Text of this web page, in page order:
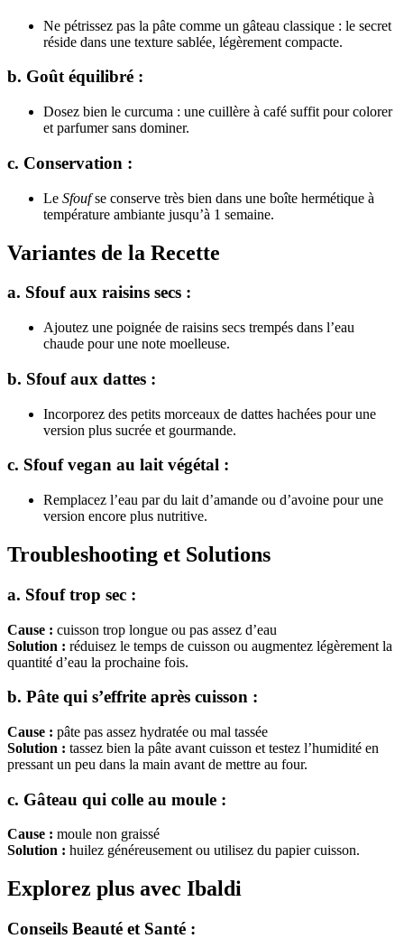
Ne pétrissez pas la pâte comme un gâteau classique : le secret
réside dans une texture sablée, légèrement compacte.
b. Goût équilibré :
Dosez bien le curcuma : une cuillère à café suffit pour colorer
et parfumer sans dominer.
c. Conservation :
Le Sfoufse conserve très bien dans une boîte hermétique à
température ambiante jusqu’à 1 semaine.
Variantes de la Recette
a. Sfouf aux raisins secs :
Ajoutez une poignée de raisins secs trempés dans l’eau
chaude pour une note moelleuse.
b. Sfouf aux dattes :
Incorporez des petits morceaux de dattes hachées pour une
version plus sucrée et gourmande.
c. Sfouf vegan au lait végétal :
Remplacez l’eau par du lait d’amande ou d’avoine pour une
version encore plus nutritive.
Troubleshooting et Solutions
a. Sfouf trop sec :
Cause : cuisson trop longue ou pas assez d’eau
Solution : réduisez le temps de cuisson ou augmentez légèrement la
quantité d’eau la prochaine fois.
b. Pâte qui s’effrite après cuisson :
Cause : pâte pas assez hydratée ou mal tassée
Solution : tassez bien la pâte avant cuisson et testez l’humidité en
pressant un peu dans la main avant de mettre au four.
c. Gâteau qui colle au moule :
Cause : moule non graissé
Solution : huilez généreusement ou utilisez du papier cuisson.
Explorez plus avec Ibaldi
Conseils Beauté et Santé :